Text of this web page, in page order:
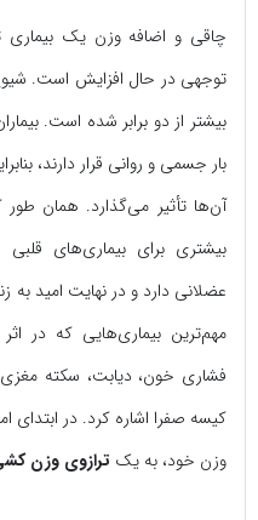
چاقی و اضافه وزن یک بیماری
بیشتر از دو برابر شده است.
بار جسمی و روانی قرار دارند،
آن‌ها تأثیر‌ می‌گذارد. همان
بیشتری برای بیماری‌های قلبی
عضلانی دارد و در نهایت امید
مهم‌ترین بیماری‌هایی که در
فشاری خون، دیابت، سکته
کیسه صفرا اشاره کرد. در ابتدای
وزن خود، به یک ترازوی وزن